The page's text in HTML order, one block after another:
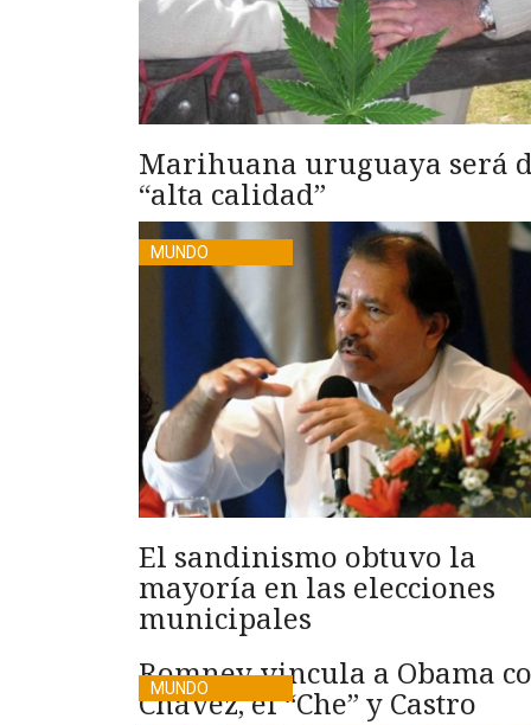
Marihuana uruguaya será
“alta calidad”
El sandinismo obtuvo la
mayoría en las elecciones
municipales
MUNDO
Romney vincula a Obama
Chávez, el “Che” y Castro
MUNDO